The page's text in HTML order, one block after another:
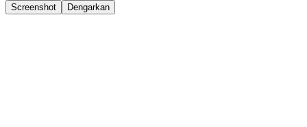
Screenshot
Dengarkan